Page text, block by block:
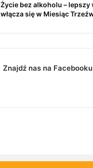
Życie bez alkoholu – lepszy
włącza się w Miesiąc
Znajdź nas na Facebooku